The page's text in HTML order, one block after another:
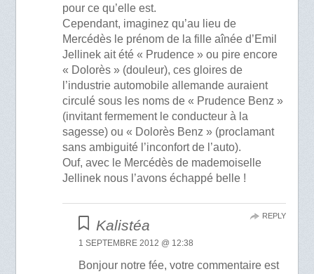
pour ce qu’elle est.
Cependant, imaginez qu’au lieu de
Mercédès le prénom de la fille aînée d’Emil
Jellinek ait été « Prudence » ou pire encore
« Dolorès » (douleur), ces gloires de
l’industrie automobile allemande auraient
circulé sous les noms de « Prudence Benz »
(invitant fermement le conducteur à la
sagesse) ou « Dolorès Benz » (proclamant
sans ambiguité l’inconfort de l’auto).
Ouf, avec le Mercédès de mademoiselle
Jellinek nous l’avons échappé belle !
Kalistéa
1 SEPTEMBRE 2012 @ 12:38
Bonjour notre fée, votre commentaire est
REPLY